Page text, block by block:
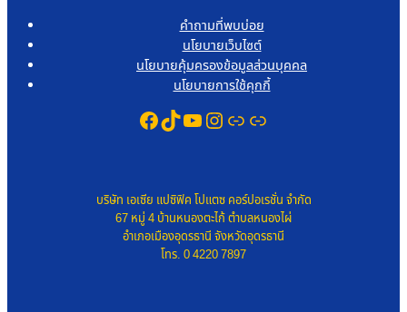
คำถามที่พบบ่อย
นโยบายเว็บไซต์
นโยบายคุ้มครองข้อมูลส่วนบุคคล
นโยบายการใช้คุกกี้
Facebook
TikTok
YouTube
Instagram
Link
Link
บริษัท เอเซีย แปซิฟิค โปแตซ คอร์ปอเรชั่น จำกัด
67 หมู่ 4 บ้านหนองตะไก้ ตำบลหนองไผ่
อำเภอเมืองอุดรธานี จังหวัดอุดรธานี
โทร. 0 4220 7897